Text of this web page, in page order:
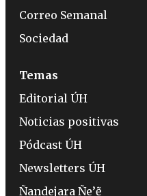
Correo Semanal
Sociedad
Temas
Editorial ÚH
Noticias positivas
Pódcast ÚH
Newsletters ÚH
Ñandejara Ñe’ẽ